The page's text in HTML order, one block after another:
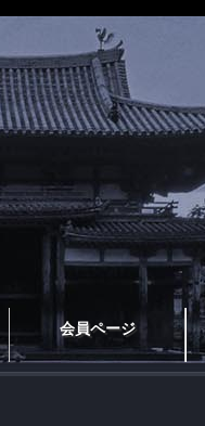
会員ページ